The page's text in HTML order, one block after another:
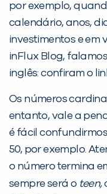
por exemplo,
calendário, anos,
investimentos e em
inFlux Blog,
inglês: confiram o
Os números
entanto, vale a
é fácil confundirmos
50, por exemplo.
o número termina
sempre será o teen,